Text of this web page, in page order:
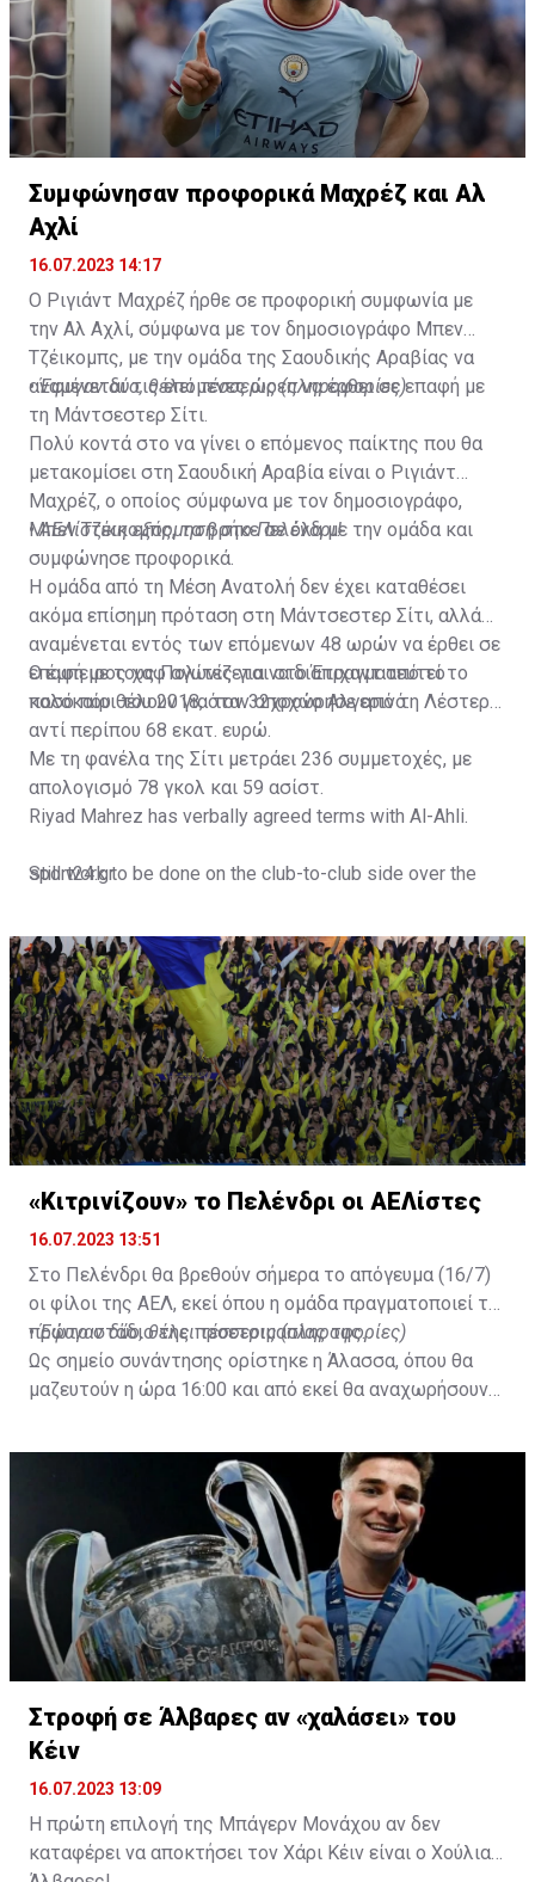
Συμφώνησαν προφορικά Μαχρέζ και Αλ
Αχλί
16.07.2023 14:17
Ο Ριγιάντ Μαχρέζ ήρθε σε προφορική συμφωνία με
την Αλ Αχλί, σύμφωνα με τον δημοσιογράφο Μπεν
Τζέικομπς, με την ομάδα της Σαουδικής Αραβίας να
αναμένεται τις επόμενες ώρες να έρθει σε επαφή με
τη Μάντσεστερ Σίτι.
•Έφυγαν δύο, θέλει τέσσερις (πληροφορίες)
Πολύ κοντά στο να γίνει ο επόμενος παίκτης που θα
μετακομίσει στη Σαουδική Αραβία είναι ο Ριγιάντ
Μαχρέζ, ο οποίος σύμφωνα με τον δημοσιογράφο,
Μπεν Τζέικομπς, τα βρήκε σε όλα με την ομάδα και
συμφώνησε προφορικά.
•ΑΕΛίστικη εξόρμηση στο Πελένδρι!
Η ομάδα από τη Μέση Ανατολή δεν έχει καταθέσει
ακόμα επίσημη πρόταση στη Μάντσεστερ Σίτι, αλλά
αναμένεται εντός των επόμενων 48 ωρών να έρθει σε
επαφή με τους Πολίτες για να διαπραγματευτεί το
ποσό που θέλουν για τον 32χρονο Αλγερινό.
Ο έμπειρος χαφ αγωνίζεται στο Έτιχαντ από το
καλοκαίρι του 2018, όταν αποχώρησε από τη Λέστερ
αντί περίπου 68 εκατ. ευρώ.
Με τη φανέλα της Σίτι μετράει 236 συμμετοχές, με
απολογισμό 78 γκολ και 59 ασίστ.
Riyad Mahrez has verbally agreed terms with Al-Ahli.
Still work to be done on the club-to-club side over the
Not a done deal yet, but Mahrez is keen on the move and
Al-Ahli hope to move fast.🇸🇦
pic.twitter.com/Z0SmniQXIP
— Ben Jacobs (@JacobsBen)July 15, 2023
sport24.gr
«Κιτρινίζουν» το Πελένδρι οι ΑΕΛίστες
16.07.2023 13:51
Στο Πελένδρι θα βρεθούν σήμερα το απόγευμα (16/7)
οι φίλοι της ΑΕΛ, εκεί όπου η ομάδα πραγματοποιεί το
πρώτο στάδιο της προετοιμασίας της.
•Έφυγαν δύο, θέλει τέσσερις (πληροφορίες)
Ως σημείο συνάντησης ορίστηκε η Άλασσα, όπου θα
μαζευτούν η ώρα 16:00 και από εκεί θα αναχωρήσουν
δώοσυν το παρών τους στην απογευματινή προπόνηση
Στροφή σε Άλβαρες αν «χαλάσει» του
Κέιν
16.07.2023 13:09
Η πρώτη επιλογή της Μπάγερν Μονάχου αν δεν
καταφέρει να αποκτήσει τον Χάρι Κέιν είναι ο Χούλιαν